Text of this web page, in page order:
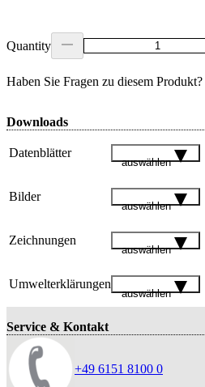
Quantity
Haben Sie Fragen zu diesem Produkt?
Downloads
Datenblätter
auswählen
Bilder
auswählen
Zeichnungen
auswählen
Umwelterklärungen
auswählen
Service & Kontakt
+49 6151 8100 0